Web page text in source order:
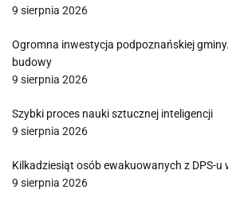
9 sierpnia 2026
Ogromna inwestycja podpoznańskiej
budowy
9 sierpnia 2026
Szybki proces nauki sztucznej inteligencji
9 sierpnia 2026
Kilkadziesiąt osób ewakuowanych z DPS-u
9 sierpnia 2026